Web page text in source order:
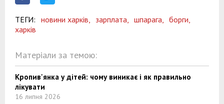
ТЕГИ: новини харків, зарплата, шпарага,
борги,
харків
Матеріали за темою:
Кропив'янка у дітей: чому виникає і як правильно
лікувати
16 липня 2026